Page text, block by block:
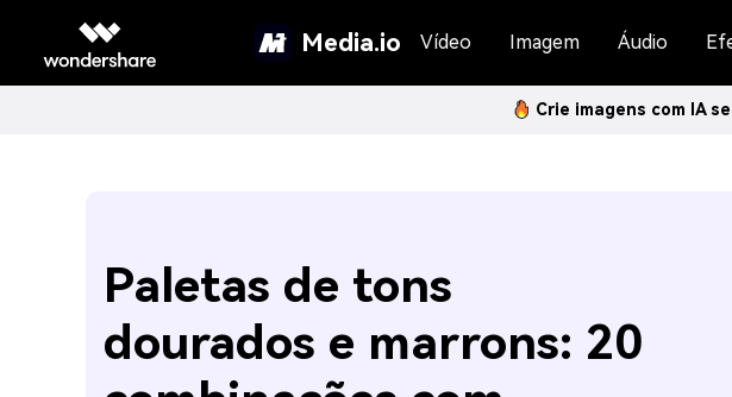
Media.io Vídeo Imagem Áudio
Crie imagens com IA
Paletas de tons
dourados e marrons: 20